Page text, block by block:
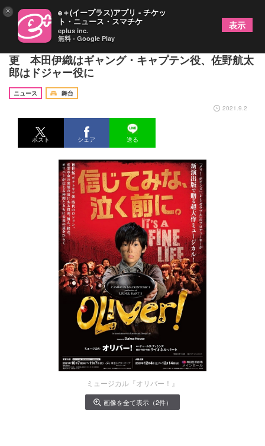
ミュージカル『オリバー！』の出演者（配役）が変
更 本田伊織はギャング・キャプテン役、佐野航太
郎はドジャー役に
ニュース
舞台
2021.9.2
ポスト シェア 送る
ミュージカル『オリバー！』
画像を全て表示（2件）
× e＋(イープラス)アプリ - チケッ
ト・ニュース・スマチケ
eplus inc.
無料 - Google Play
表示